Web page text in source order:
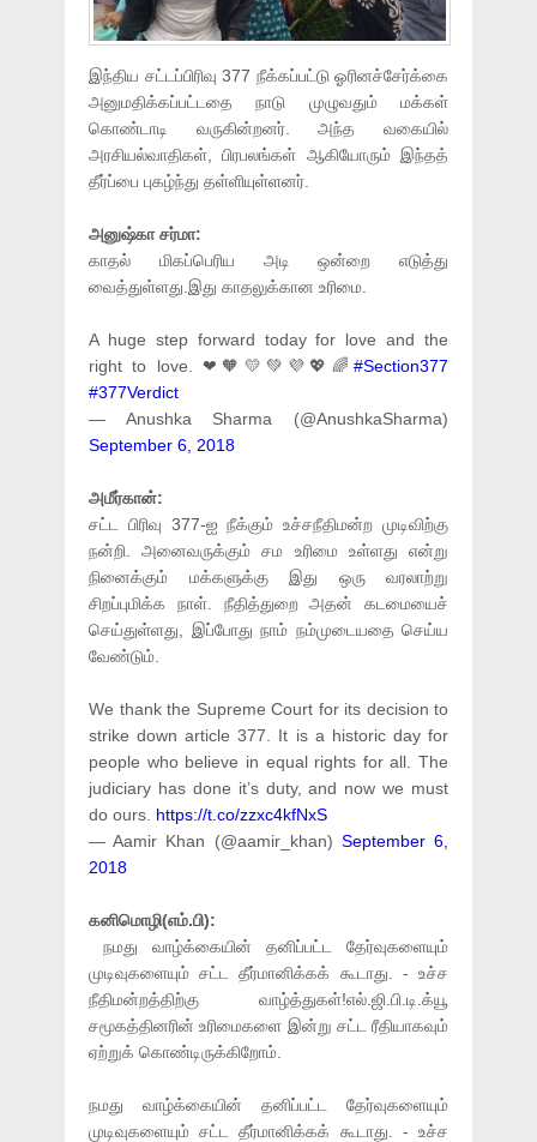
இந்திய சட்டப்பிரிவு 377 நீக்கப்பட்டு ஓரினச்சேர்க்கை
அனுமதிக்கப்பட்டதை நாடு முழுவதும் மக்கள்
கொண்டாடி வருகின்றனர். அந்த வகையில்
அரசியல்வாதிகள், பிரபலங்கள் ஆகியோரும் இந்தத்
தீர்ப்பை புகழ்ந்து தள்ளியுள்ளனர்.
அனுஷ்கா சர்மா:
காதல் மிகப்பெரிய அடி ஒன்றை எடுத்து
வைத்துள்ளது.இது காதலுக்கான உரிமை.
A huge step forward today for love and the
right to love. ❤🧡💛💚💜💖🌈 #Section377
#377Verdict
— Anushka Sharma (@AnushkaSharma)
September 6, 2018
அமீர்கான்:
சட்ட பிரிவு 377-ஐ நீக்கும் உச்சநீதிமன்ற முடிவிற்கு
நன்றி. அனைவருக்கும் சம உரிமை உள்ளது என்று
நினைக்கும் மக்களுக்கு இது ஒரு வரலாற்று
சிறப்புமிக்க நாள். நீதித்துறை அதன் கடமையைச்
செய்துள்ளது, இப்போது நாம் நம்முடையதை செய்ய
வேண்டும்.
We thank the Supreme Court for its decision to
strike down article 377. It is a historic day for
people who believe in equal rights for all. The
judiciary has done it’s duty, and now we must
do ours. https://t.co/zzxc4kfNxS
— Aamir Khan (@aamir_khan) September 6,
2018
கனிமொழி(எம்.பி):
நமது வாழ்க்கையின் தனிப்பட்ட தேர்வுகளையும்
முடிவுகளையும் சட்ட தீர்மானிக்கக் கூடாது. - உச்ச
நீதிமன்றத்திற்கு வாழ்த்துகள்!எல்.ஜி.பி.டி.க்யூ
சமூகத்தினரின் உரிமைகளை இன்று சட்ட ரீதியாகவும்
ஏற்றுக் கொண்டிருக்கிறோம்.
நமது வாழ்க்கையின் தனிப்பட்ட தேர்வுகளையும்
முடிவுகளையும் சட்ட தீர்மானிக்கக் கூடாது. - உச்ச